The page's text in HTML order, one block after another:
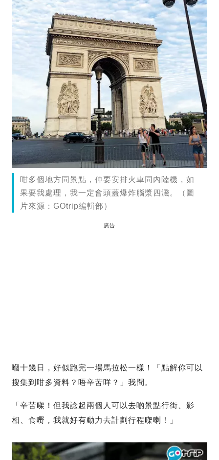
咁多個地方同景點，仲要安排火車同內陸機，如
果要我處理，我一定會頭蓋爆炸腦漿四濺。（圖
片來源：GOtrip編輯部）
廣告
嗰十幾日，好似跑完一場馬拉松一樣！「點解你可以
搜集到咁多資料？唔辛苦咩？」我問。
「辛苦㗎！但我諗起兩個人可以去啲景點行街、影
相、食嘢，我就好有動力去計劃行程㗎喇！」